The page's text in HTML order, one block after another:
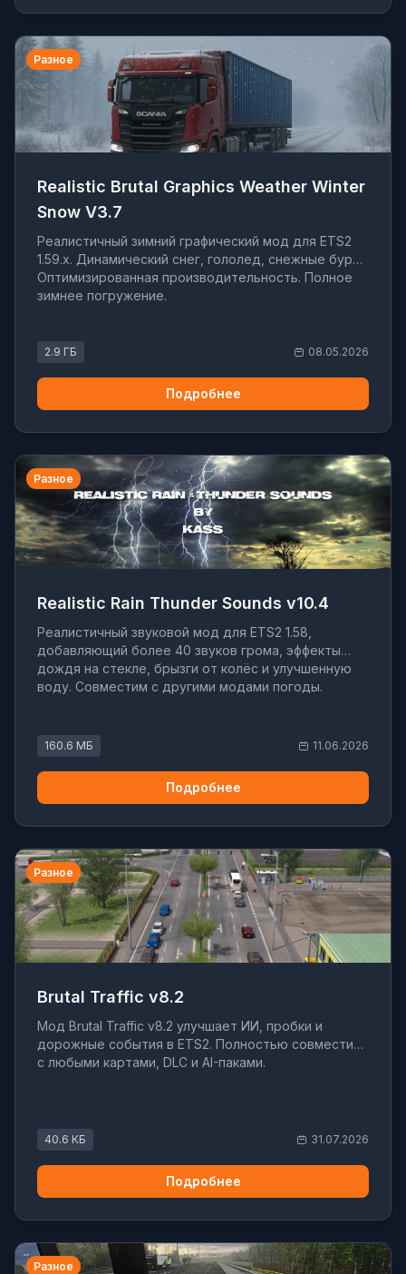
Разное
Realistic Brutal Graphics Weather Winter
Snow V3.7
Реалистичный зимний графический мод для ETS2
1.59.x. Динамический снег, гололед, снежные бури.
Оптимизированная производительность. Полное
зимнее погружение.
2.9 ГБ 08.05.2026
Подробнее
Разное
Realistic Rain Thunder Sounds v10.4
Реалистичный звуковой мод для ETS2 1.58,
добавляющий более 40 звуков грома, эффекты
дождя на стекле, брызги от колёс и улучшенную
воду. Совместим с другими модами погоды.
160.6 МБ 11.06.2026
Подробнее
Разное
Brutal Traffic v8.2
Мод Brutal Traffic v8.2 улучшает ИИ, пробки и
дорожные события в ETS2. Полностью совместим
с любыми картами, DLC и AI-паками.
40.6 КБ 31.07.2026
Подробнее
Разное